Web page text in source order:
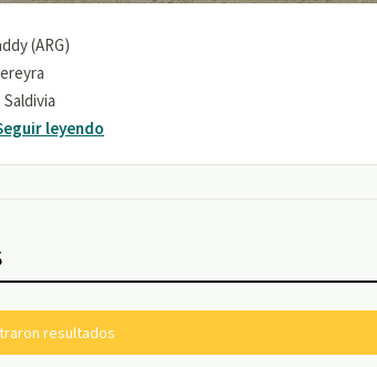
(ARG)
leyendo
resultados